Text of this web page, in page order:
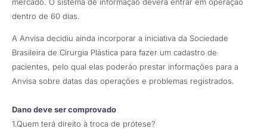
dentro de 60 dias.
A Anvisa decidiu ainda incorporar a iniciativa da Sociedade
Brasileira de Cirurgia Plástica para fazer um cadastro de
pacientes, pelo qual elas poderão prestar informações para a
Anvisa sobre datas das operações e problemas registrados.
Dano deve ser comprovado
1.Quem terá direito à troca de prótese?